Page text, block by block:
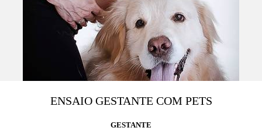
ENSAIO GESTANTE COM PETS
GESTANTE